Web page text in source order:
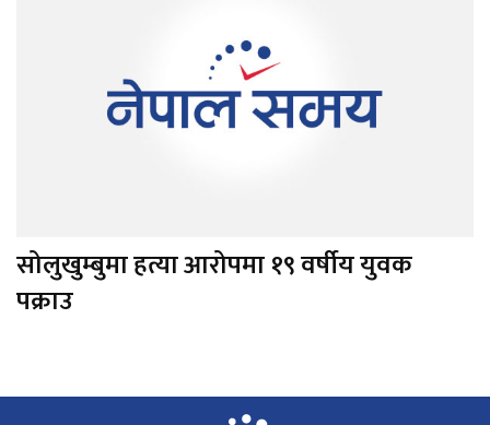
सोलुखुम्बुमा हत्या आरोपमा १९ वर्षीय युवक
पक्राउ